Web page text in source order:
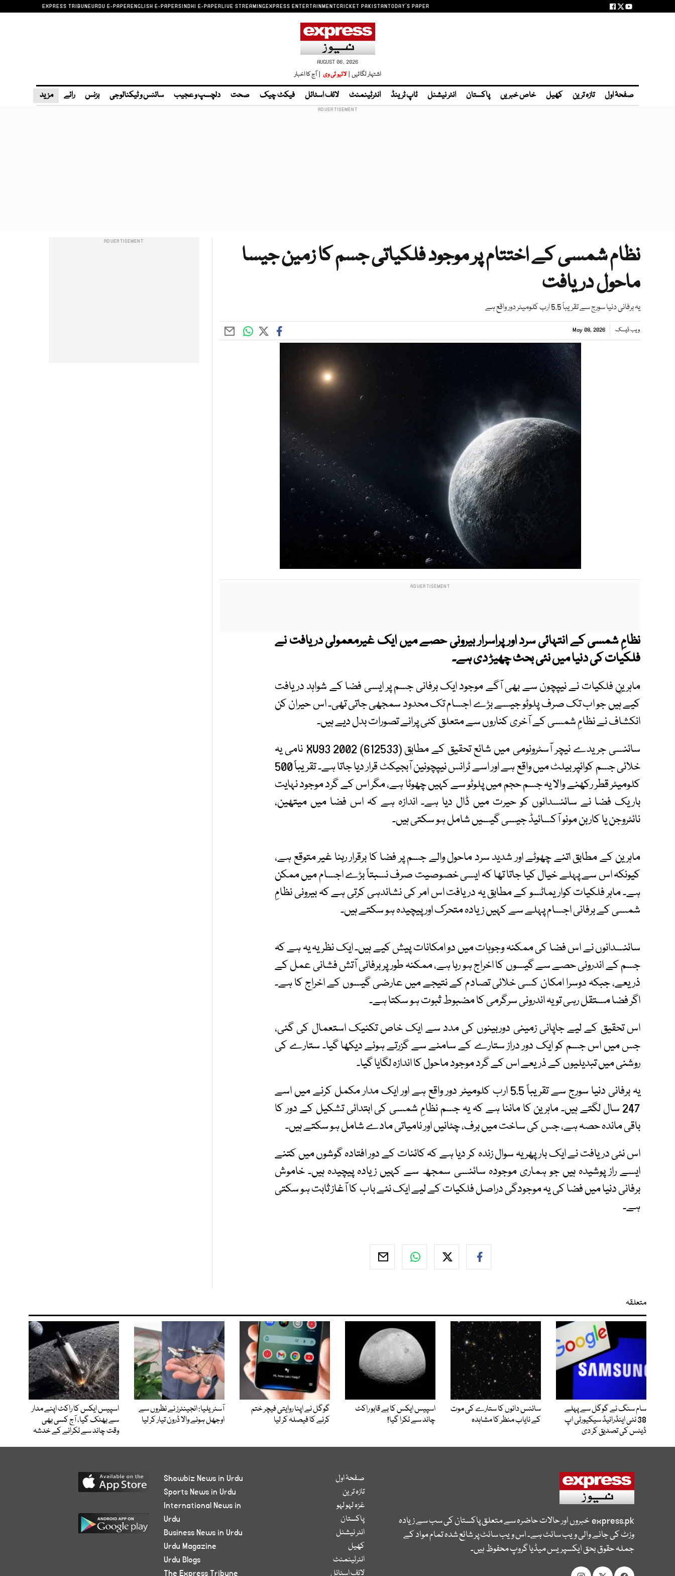
EXPRESS TRIBUNEURDU E-PAPERENGLISH E-PAPERSINDHI E-PAPERLIVE STREAMINGEXPRESS ENTERTAINMENTCRICKET PAKISTANTODAY'S PAPER
AUGUST 06, 2026
اشتہار لگائیں | لائیو ٹی وی | آج کا اخبار
صفحۂ اول تازہ ترین کھیل خاص خبریں پاکستان انٹر نیشنل ٹاپ ٹرینڈ انٹرٹینمنٹ لائف اسٹائل فیکٹ چیک صحت دلچسپ و عجیب سائنس و ٹیکنالوجی بزنس رائے مزید
نظام شمسی کے اختتام پر موجود فلکیاتی جسم کا زمین جیسا
ماحول دریافت
یہ برفانی دنیا سورج سے تقریباً 5.5 ارب کلومیٹر دور واقع ہے
ویب ڈیسک May 08, 2026
نظامِ شمسی کے انتہائی سرد اور پراسرار بیرونی حصے میں ایک غیرمعمولی دریافت نے
فلکیات کی دنیا میں نئی بحث چھیڑ دی ہے۔
ماہرینِ فلکیات نے نیپچون سے بھی آگے موجود ایک برفانی جسم پر ایسی فضا کے شواہد دریافت
کیے ہیں جو اب تک صرف پلوٹو جیسے بڑے اجسام تک محدود سمجھی جاتی تھی۔ اس حیران کن
انکشاف نے نظامِ شمسی کے آخری کناروں سے متعلق کئی پرانے تصورات بدل دیے ہیں۔
سائنسی جریدے نیچر آسٹرونومی میں شائع تحقیق کے مطابق (612533) 2002 XV93 نامی یہ
خلائی جسم کوائپر بیلٹ میں واقع ہے اور اسے ٹرانس نیپچونین آبجیکٹ قرار دیا جاتا ہے۔ تقریباً 500
کلومیٹر قطر رکھنے والا یہ جسم حجم میں پلوٹو سے کہیں چھوٹا ہے، مگر اس کے گرد موجود نہایت
باریک فضا نے سائنسدانوں کو حیرت میں ڈال دیا ہے۔ اندازہ ہے کہ اس فضا میں میتھین،
نائٹروجن یا کاربن مونو آکسائیڈ جیسی گیسیں شامل ہو سکتی ہیں۔
ماہرین کے مطابق اتنے چھوٹے اور شدید سرد ماحول والے جسم پر فضا کا برقرار رہنا غیر متوقع ہے،
کیونکہ اس سے پہلے خیال کیا جاتا تھا کہ ایسی خصوصیت صرف نسبتاً بڑے اجسام میں ممکن
ہے۔ ماہر فلکیات کواریماٹسو کے مطابق یہ دریافت اس امر کی نشاندہی کرتی ہے کہ بیرونی نظامِ
شمسی کے برفانی اجسام پہلے سے کہیں زیادہ متحرک اور پیچیدہ ہو سکتے ہیں۔
سائنسدانوں نے اس فضا کی ممکنہ وجوہات میں دو امکانات پیش کیے ہیں۔ ایک نظریہ یہ ہے کہ
جسم کے اندرونی حصے سے گیسوں کا اخراج ہو رہا ہے، ممکنہ طور پر برفانی آتش فشانی عمل کے
ذریعے، جبکہ دوسرا امکان کسی خلائی تصادم کے نتیجے میں عارضی گیسوں کے اخراج کا ہے۔
اگر فضا مستقل رہی تو یہ اندرونی سرگرمی کا مضبوط ثبوت ہو سکتا ہے۔
اس تحقیق کے لیے جاپانی زمینی دوربینوں کی مدد سے ایک خاص تکنیک استعمال کی گئی،
جس میں اس جسم کو ایک دور دراز ستارے کے سامنے سے گزرتے ہوئے دیکھا گیا۔ ستارے کی
روشنی میں تبدیلیوں کے ذریعے اس کے گرد موجود ماحول کا اندازہ لگایا گیا۔
یہ برفانی دنیا سورج سے تقریباً 5.5 ارب کلومیٹر دور واقع ہے اور ایک مدار مکمل کرنے میں اسے
247 سال لگتے ہیں۔ ماہرین کا ماننا ہے کہ یہ جسم نظامِ شمسی کی ابتدائی تشکیل کے دور کا
باقی ماندہ حصہ ہے، جس کی ساخت میں برف، چٹانیں اور نامیاتی مادے شامل ہو سکتے ہیں۔
اس نئی دریافت نے ایک بار پھر یہ سوال زندہ کر دیا ہے کہ کائنات کے دور افتادہ گوشوں میں کتنے
ایسے راز پوشیدہ ہیں جو ہماری موجودہ سائنسی سمجھ سے کہیں زیادہ پیچیدہ ہیں۔ خاموش
برفانی دنیا میں فضا کی یہ موجودگی دراصل فلکیات کے لیے ایک نئے باب کا آغاز ثابت ہو سکتی
ہے۔
متعلقہ
سام سنگ نے گوگل سے پہلے
38 نئی اینڈرائیڈ سیکیورٹی اپ
ڈیٹس کی تصدیق کر دی
سائنس دانوں کا ستارے کی موت
کے نایاب منظر کا مشاہدہ
اسپیس ایکس کا بے قابو راکٹ
چاند سے ٹکرا گیا!
گوگل نے اپنا روایتی فیچر ختم
کرنے کا فیصلہ کر لیا
آسٹریلیا: انجینئرز نے نظروں سے
اوجھل ہونے والا ڈرون تیار کر لیا
اسپیس ایکس کا راکٹ اپنے مدار
سے بھٹک گیا، آج کسی بھی
وقت چاند سے ٹکرانے کے خدشہ
express.pkخبروں اور حالات حاضرہ سے متعلق پاکستان کی سب سے زیادہ
وزٹ کی جانے والی ویب سائٹ ہے۔ اس ویب سائٹ پر شائع شدہ تمام مواد کے
جملہ حقوق بحق ایکسپریس میڈیا گروپ محفوظ ہیں۔
صفحۂ اول
تازہ ترین
غزہ لہو لہو
پاکستان
انٹر نیشنل
کھیل
انٹرٹینمنٹ
لائف اسٹائل
Showbiz News in Urdu
Sports News in Urdu
International News in
Urdu
Business News in Urdu
Urdu Magazine
Urdu Blogs
The Express Tribune